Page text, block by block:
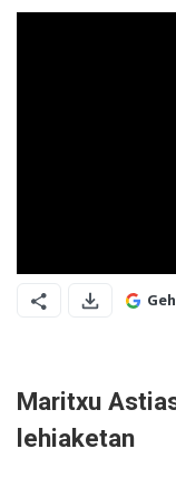
Maritxu
lehiaketan